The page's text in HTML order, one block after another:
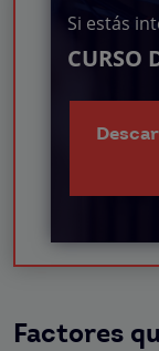
Si estás
CURSO
Factores